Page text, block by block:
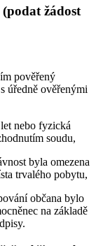
žádost
pověřený
úředně ověřenými
nebo fyzická
soudu,
byla omezena
trvalého pobytu,
občana bylo
na základě